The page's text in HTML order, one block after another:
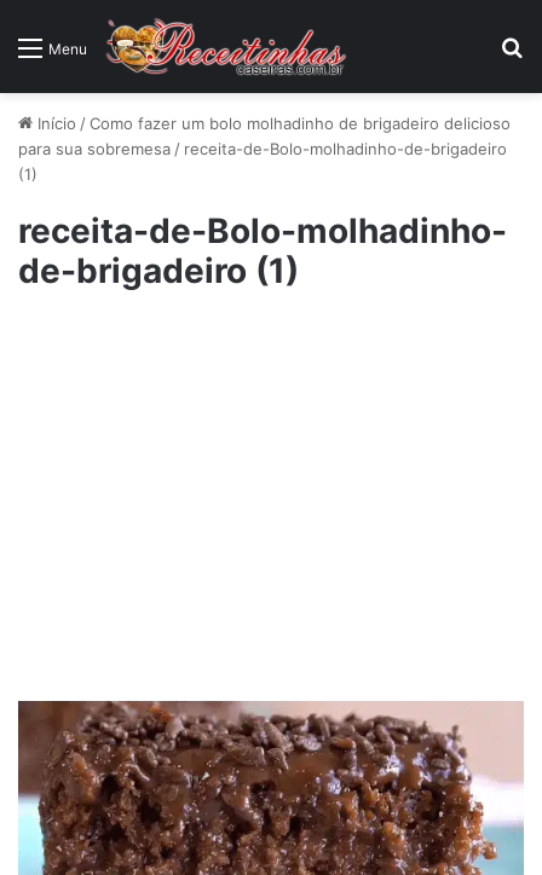
Menu
Início /Como fazer um bolo molhadinho de brigadeiro delicioso
para sua sobremesa / receita-de-Bolo-molhadinho-de-brigadeiro
(1)
receita-de-Bolo-molhadinho-
de-brigadeiro (1)